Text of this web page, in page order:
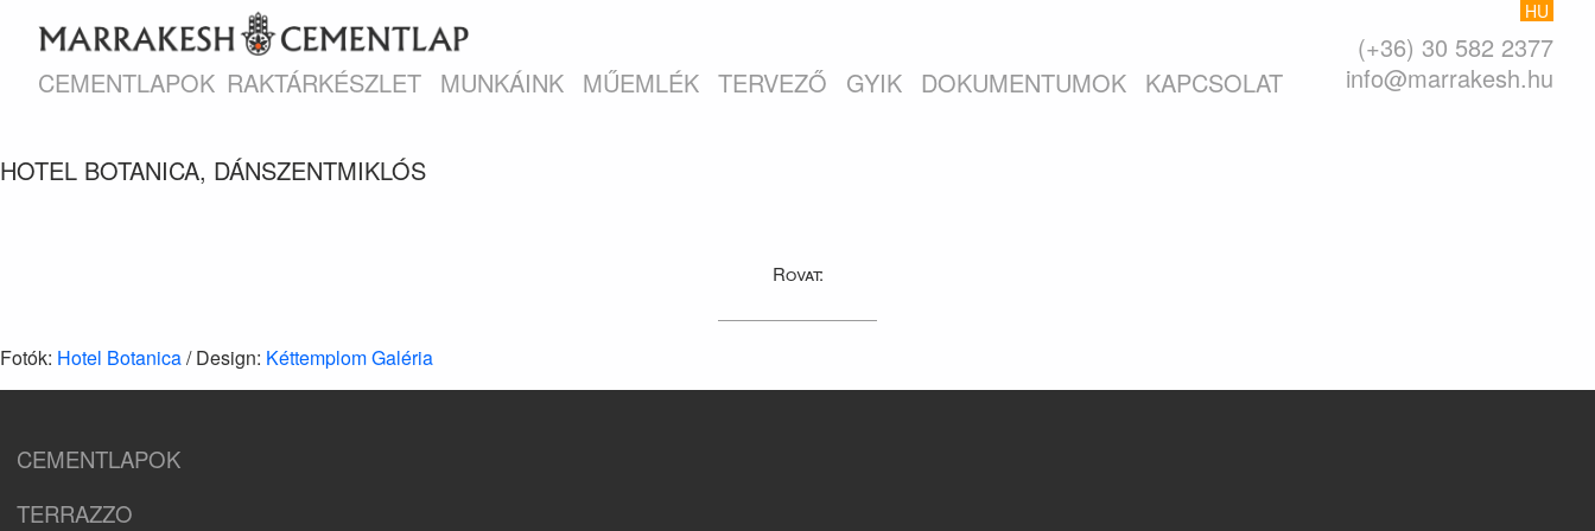
HU
CEMENTLAPOK RAKTÁRKÉSZLET MUNKÁINK MŰEMLÉK TERVEZŐ GYIK DOKUMENTUMOK KAPCSOLAT
(+36) 30 582 2377
info@marrakesh.hu
HOTEL BOTANICA, DÁNSZENTMIKLÓS
Rovat:
Fotók: Hotel Botanica/ Design: Kéttemplom Galéria
CEMENTLAPOK
TERRAZZO